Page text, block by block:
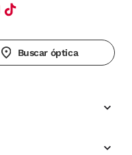
Buscar óptica